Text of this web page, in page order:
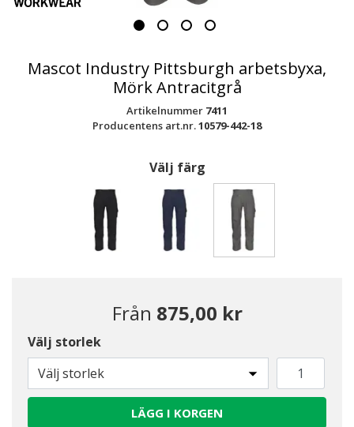
Mascot Industry Pittsburgh arbetsbyxa,
Mörk Antracitgrå
Artikelnummer 7411
Producentens art.nr.10579-442-18
Välj färg
Från 875,00 kr
Välj storlek
Välj storlek
LÄGG I KORGEN